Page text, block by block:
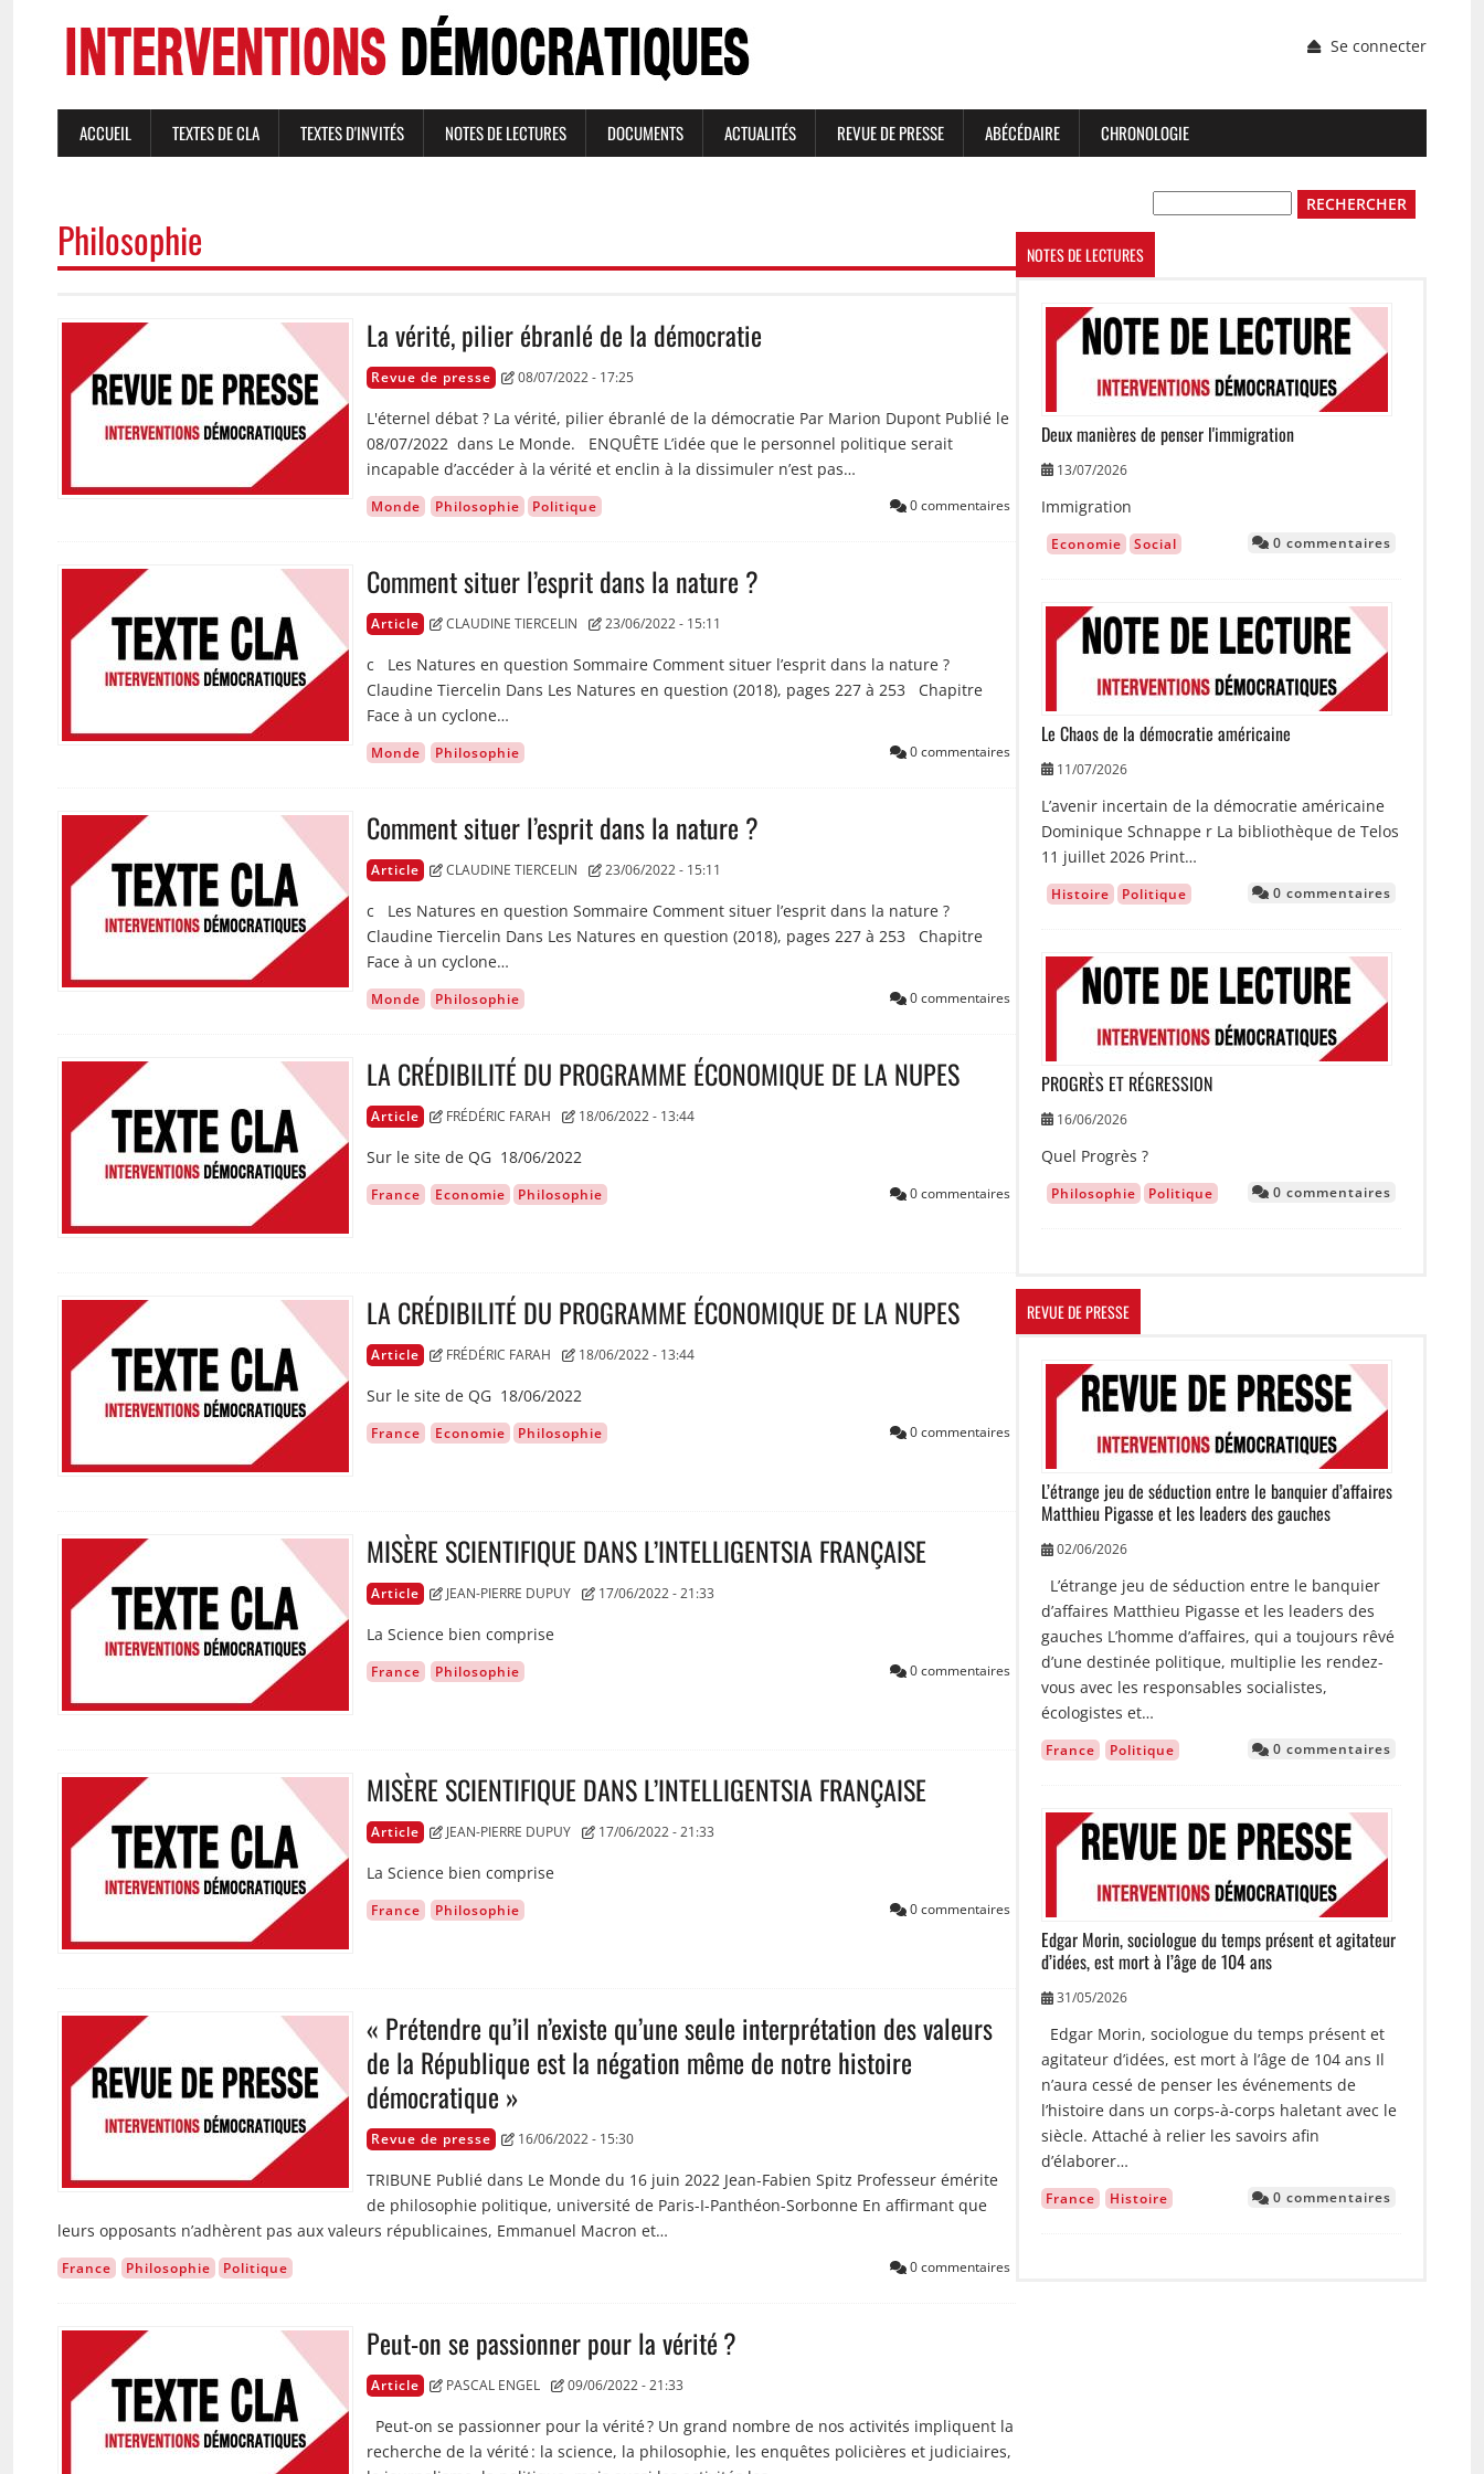
du
l'utilisateur
Se connecter
NAVIGATION
PRINCIPALE
ACCUEIL TEXTES DE CLA TEXTES D'INVITÉS NOTES DE LECTURES DOCUMENTS ACTUALITÉS REVUE DE PRESSE ABÉCÉDAIRE CHRONOLOGIE
Philosophie
La vérité, pilier ébranlé de la démocratie
Revue de presse 08/07/2022 - 17:25
L'éternel débat ? La vérité, pilier ébranlé de la démocratie Par Marion Dupont Publié le
08/07/2022 dans Le Monde. ENQUÊTE L’idée que le personnel politique serait
incapable d’accéder à la vérité et enclin à la dissimuler n’est pas…
Monde Philosophie Politique 0 commentaires
Comment situer l’esprit dans la nature ?
Article CLAUDINE TIERCELIN 23/06/2022 - 15:11
c Les Natures en question Sommaire Comment situer l’esprit dans la nature ?
Claudine Tiercelin Dans Les Natures en question (2018), pages 227 à 253 Chapitre
Face à un cyclone…
Monde Philosophie 0 commentaires
Comment situer l’esprit dans la nature ?
Article CLAUDINE TIERCELIN 23/06/2022 - 15:11
c Les Natures en question Sommaire Comment situer l’esprit dans la nature ?
Claudine Tiercelin Dans Les Natures en question (2018), pages 227 à 253 Chapitre
Face à un cyclone…
Monde Philosophie 0 commentaires
LA CRÉDIBILITÉ DU PROGRAMME ÉCONOMIQUE DE LA NUPES
Article FRÉDÉRIC FARAH 18/06/2022 - 13:44
Sur le site de QG 18/06/2022
France Economie Philosophie 0 commentaires
LA CRÉDIBILITÉ DU PROGRAMME ÉCONOMIQUE DE LA NUPES
Article FRÉDÉRIC FARAH 18/06/2022 - 13:44
Sur le site de QG 18/06/2022
France Economie Philosophie 0 commentaires
MISÈRE SCIENTIFIQUE DANS L’INTELLIGENTSIA FRANÇAISE
Article JEAN-PIERRE DUPUY 17/06/2022 - 21:33
La Science bien comprise
France Philosophie 0 commentaires
MISÈRE SCIENTIFIQUE DANS L’INTELLIGENTSIA FRANÇAISE
Article JEAN-PIERRE DUPUY 17/06/2022 - 21:33
La Science bien comprise
France Philosophie 0 commentaires
« Prétendre qu’il n’existe qu’une seule interprétation des valeurs
de la République est la négation même de notre histoire
démocratique »
Revue de presse 16/06/2022 - 15:30
TRIBUNE Publié dans Le Monde du 16 juin 2022 Jean-Fabien Spitz Professeur émérite
de philosophie politique, université de Paris-I-Panthéon-Sorbonne En affirmant que
leurs opposants n’adhèrent pas aux valeurs républicaines, Emmanuel Macron et…
France Philosophie Politique 0 commentaires
Peut-on se passionner pour la vérité ?
Article PASCAL ENGEL 09/06/2022 - 21:33
Peut-on se passionner pour la vérité ? Un grand nombre de nos activités impliquent la
recherche de la vérité : la science, la philosophie, les enquêtes policières et judiciaires,
NOTES DE LECTURES
Image
Deux manières de penser l'immigration
13/07/2026
Immigration
Economie Social 0 commentaires
Image
Le Chaos de la démocratie américaine
11/07/2026
L’avenir incertain de la démocratie américaine
Dominique Schnappe r La bibliothèque de Telos
11 juillet 2026 Print…
Histoire Politique 0 commentaires
Image
PROGRÈS ET RÉGRESSION
16/06/2026
Quel Progrès ?
Philosophie Politique 0 commentaires
REVUE DE PRESSE
Image
L’étrange jeu de séduction entre le banquier d’affaires
Matthieu Pigasse et les leaders des gauches
02/06/2026
L’étrange jeu de séduction entre le banquier
d’affaires Matthieu Pigasse et les leaders des
gauches L’homme d’affaires, qui a toujours rêvé
d’une destinée politique, multiplie les rendez-
vous avec les responsables socialistes,
écologistes et…
France Politique 0 commentaires
Image
Edgar Morin, sociologue du temps présent et agitateur
d’idées, est mort à l’âge de 104 ans
31/05/2026
Edgar Morin, sociologue du temps présent et
agitateur d’idées, est mort à l’âge de 104 ans Il
n’aura cessé de penser les événements de
l’histoire dans un corps-à-corps haletant avec le
siècle. Attaché à relier les savoirs afin
d’élaborer…
France Histoire 0 commentaires